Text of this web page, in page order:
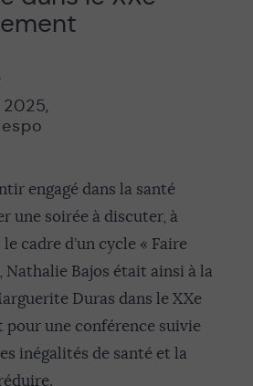
2025,
engagé dans la santé
une soirée à discuter, à
cadre d’un cycle « Faire
Nathalie Bajos était ainsi à la
Duras dans le XXe
pour une conférence suivie
inégalités de santé et la